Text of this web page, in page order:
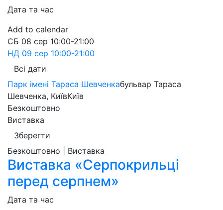
Дата та час
Add to calendar
СБ 08 сер 10:00-21:00
НД 09 сер 10:00-21:00
Всі дати
Парк імені Тараса Шевченкабульвар Тараса
Шевченка, КиївКиїв
Безкоштовно
Виставка
Зберегти
Безкоштовно | Виставка
Виставка «Серпокрильці
перед серпнем»
Дата та час